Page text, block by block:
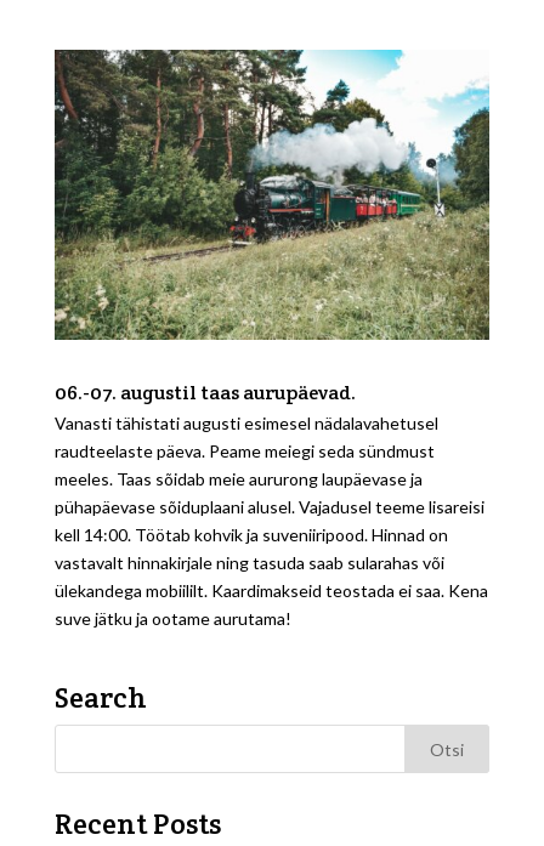
06.-07. augustil taas aurupäevad.
Vanasti tähistati augusti esimesel nädalavahetusel
raudteelaste päeva. Peame meiegi seda sündmust
meeles. Taas sõidab meie aururong laupäevase ja
pühapäevase sõiduplaani alusel. Vajadusel teeme lisareisi
kell 14:00. Töötab kohvik ja suveniiripood. Hinnad on
vastavalt hinnakirjale ning tasuda saab sularahas või
ülekandega mobiililt. Kaardimakseid teostada ei saa. Kena
suve jätku ja ootame aurutama!
Search
Recent Posts